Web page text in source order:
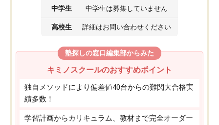
中学生 中学生は募集していません
高校生 詳細はお問い合わせください
塾探しの窓口編集部からみた
キミノスクールのおすすめポイント
独自メソッドにより偏差値40台からの難関大合格実
績多数！
学習計画からカリキュラム、教材まで完全オーダー